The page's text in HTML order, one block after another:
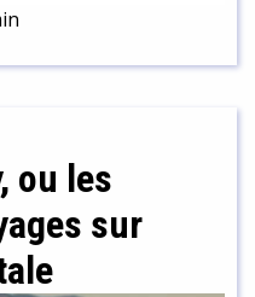
ou les
sur